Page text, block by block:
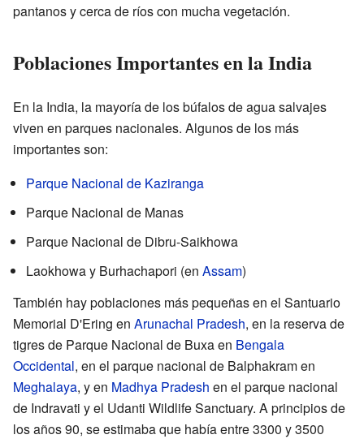
pantanos y cerca de ríos con mucha vegetación.
Poblaciones Importantes en la India
En la India, la mayoría de los búfalos de agua salvajes
viven en parques nacionales. Algunos de los más
importantes son:
Parque Nacional de Kaziranga
Parque Nacional de Manas
Parque Nacional de Dibru-Saikhowa
Laokhowa y Burhachapori (en Assam)
También hay poblaciones más pequeñas en el Santuario
Memorial D'Ering en Arunachal Pradesh, en la reserva de
tigres de Parque Nacional de Buxa en Bengala
Occidental, en el parque nacional de Balphakram en
Meghalaya, y en Madhya Pradesh en el parque nacional
de Indravati y el Udanti Wildlife Sanctuary. A principios de
los años 90, se estimaba que había entre 3300 y 3500